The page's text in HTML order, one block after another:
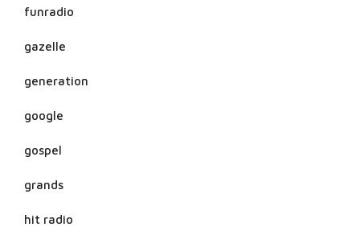
funradio
gazelle
generation
google
gospel
grands
hit radio